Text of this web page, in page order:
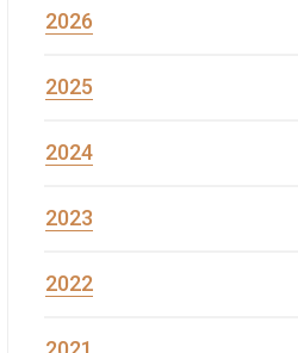
2026
2025
2024
2023
2022